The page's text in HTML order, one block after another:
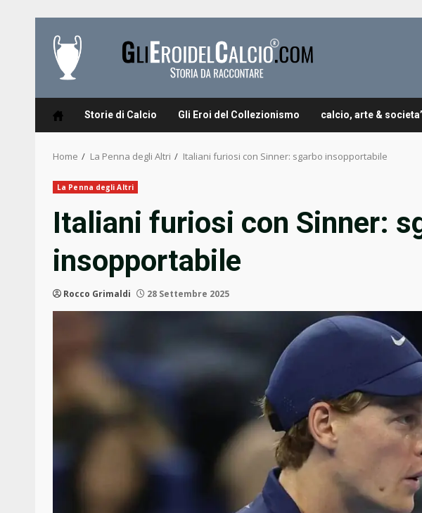
content
Storie di Calcio Gli Eroi del Collezionismo calcio, arte & societa’
Home La Penna degli Altri Italiani furiosi con Sinner: sgarbo insopportabile
La Penna degli Altri
Italiani furiosi con Sinner:
insopportabile
Rocco Grimaldi 28 Settembre 2025